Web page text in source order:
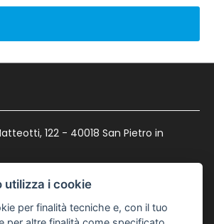
122 - 40018 San Pietro in
utilizza i cookie
per finalità tecniche e, con il tuo